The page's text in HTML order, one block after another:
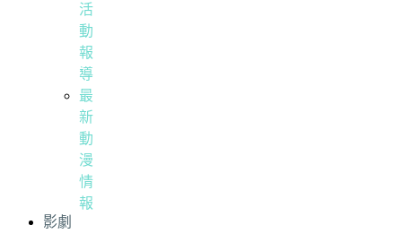
活
動
報
導
最
新
動
漫
情
報
影劇